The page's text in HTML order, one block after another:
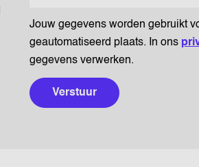
Jouw gegevens worden gebruikt
geautomatiseerd plaats. In ons
gegevens verwerken.
Verstuur